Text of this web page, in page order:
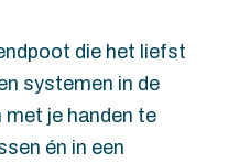
die het liefst
systemen in de
met je handen te
én in een